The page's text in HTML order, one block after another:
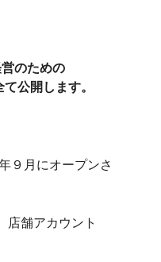
のための
公開します。
９月にオープンさ
店舗アカウント